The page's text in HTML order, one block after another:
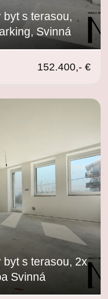
byt s terasou,
Svinná
152.400,- €
s terasou, 2x
Svinná